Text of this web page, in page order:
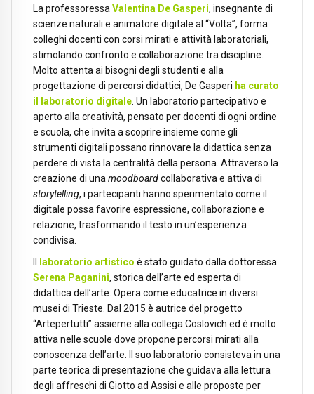
La professoressa Valentina De Gasperi, insegnante di
scienze naturali e animatore digitale al “Volta”, forma
colleghi docenti con corsi mirati e attività laboratoriali,
stimolando confronto e collaborazione tra discipline.
Molto attenta ai bisogni degli studenti e alla
progettazione di percorsi didattici, De Gasperi ha curato
il laboratorio digitale . Un laboratorio partecipativo e
aperto alla creatività, pensato per docenti di ogni ordine
e scuola, che invita a scoprire insieme come gli
strumenti digitali possano rinnovare la didattica senza
perdere di vista la centralità della persona. Attraverso la
creazione di una moodboardcollaborativa e attiva di
storytelling, i partecipanti hanno sperimentato come il
digitale possa favorire espressione, collaborazione e
relazione, trasformando il testo in un’esperienza
condivisa.
laboratorio artistico è stato guidato dalla dottoressa
Serena Paganini, storica dell’arte ed esperta di
didattica dell’arte. Opera come educatrice in diversi
musei di Trieste. Dal 2015 è autrice del progetto
“Artepertutti” assieme alla collega Coslovich ed è molto
attiva nelle scuole dove propone percorsi mirati alla
conoscenza dell’arte. Il suo laboratorio consisteva in una
parte teorica di presentazione che guidava alla lettura
degli affreschi di Giotto ad Assisi e alle proposte per